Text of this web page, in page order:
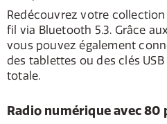
Redécouvrez votre
fil via Bluetooth 5.3. Grâce
vous pouvez également
des tablettes ou des clés
totale.
Radio numérique avec 80